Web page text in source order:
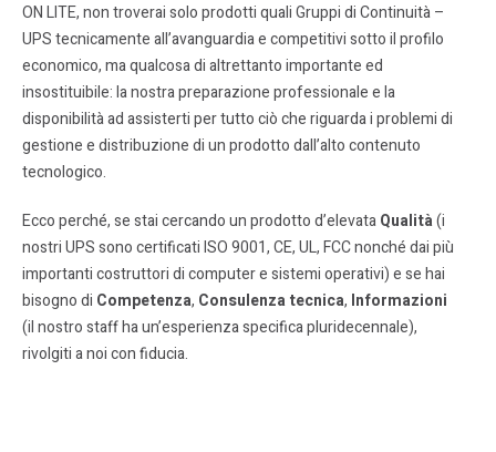
ON LITE, non troverai solo prodotti quali Gruppi di Continuità –
UPS tecnicamente all’avanguardia e competitivi sotto il profilo
economico, ma qualcosa di altrettanto importante ed
insostituibile: la nostra preparazione professionale e la
disponibilità ad assisterti per tutto ciò che riguarda i problemi di
gestione e distribuzione di un prodotto dall’alto contenuto
tecnologico.
Ecco perché, se stai cercando un prodotto d’elevataQualità(i
nostri UPS sono certificati ISO 9001, CE, UL, FCC nonché dai più
importanti costruttori di computer e sistemi operativi) e se hai
bisogno di Competenza, Consulenza tecnica, Informazioni
(il nostro staff ha un’esperienza specifica pluridecennale),
rivolgiti a noi con fiducia.